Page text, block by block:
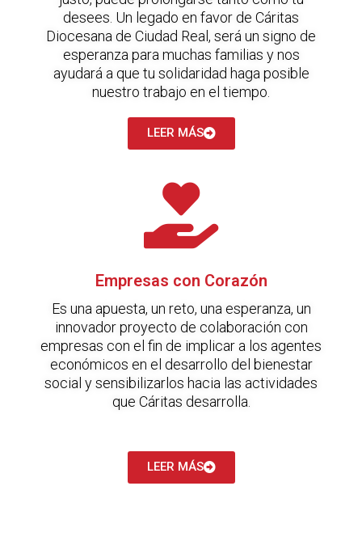
desees. Un legado en favor de Cáritas
Diocesana de Ciudad Real, será un signo de
esperanza para muchas familias y nos
ayudará a que tu solidaridad haga posible
nuestro trabajo en el tiempo.
LEER MÁS
Empresas con Corazón
Es una apuesta, un reto, una esperanza, un
innovador proyecto de colaboración con
empresas con el fin de implicar a los agentes
económicos en el desarrollo del bienestar
social y sensibilizarlos hacia las actividades
que Cáritas desarrolla.
LEER MÁS